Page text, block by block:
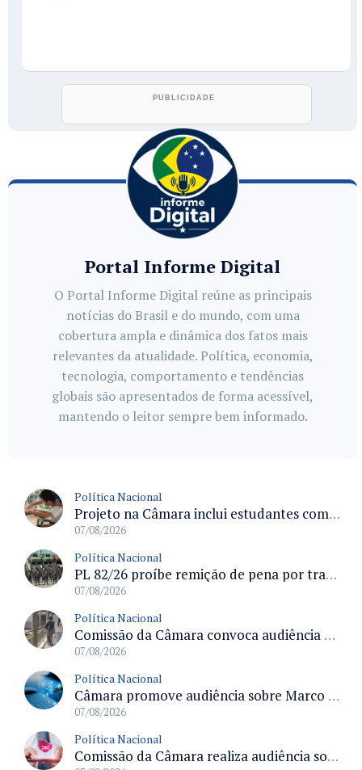
Portal Informe Digital
O Portal Informe Digital reúne as principais
notícias do Brasil e do mundo, com uma
cobertura ampla e dinâmica dos fatos mais
relevantes da atualidade. Política, economia,
tecnologia, comportamento e tendências
globais são apresentados de forma acessível,
mantendo o leitor sempre bem informado.
Política Nacional
Projeto na Câmara inclui estudantes com deficiência no regime escolar especial da LDB e estabelece critérios para frequência
07/08/2026
Política Nacional
PL 82/26 proíbe remição de pena por trabalho em funções militares para condenados por crimes contra o Estado Democrático de Direito
07/08/2026
Política Nacional
Comissão da Câmara convoca audiência para discutir misoginia nas escolas e universidades após divulgação de listas misóginas
07/08/2026
Política Nacional
Câmara promove audiência sobre Marco de Fomento à Economia Digital e impactos da inteligência artificial
07/08/2026
Política Nacional
Comissão da Câmara realiza audiência sobre apostas online para medir o tamanho do mercado ilegal